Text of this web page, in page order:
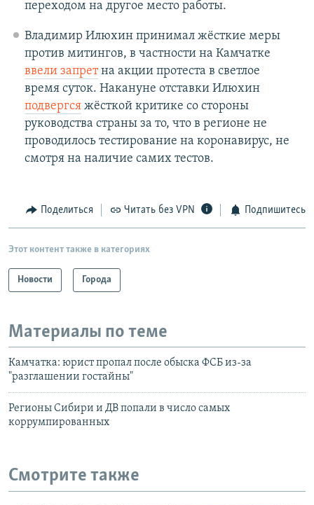
переходом на другое место работы.
Владимир Илюхин принимал жёсткие меры
против митингов, в частности на Камчатке
ввели запретна акции протеста в светлое
время суток. Накануне отставки Илюхин
подвергсяжёсткой критике со стороны
руководства страны за то, что в регионе не
проводилось тестирование на коронавирус, не
смотря на наличие самих тестов.
Поделиться Читать без VPN Подпишитесь
Этот контент также в категориях
Новости Города
Материалы по теме
Камчатка: юрист пропал после обыска ФСБ из-за
"разглашении гостайны"
Регионы Сибири и ДВ попали в число самых
коррумпированных
Смотрите также